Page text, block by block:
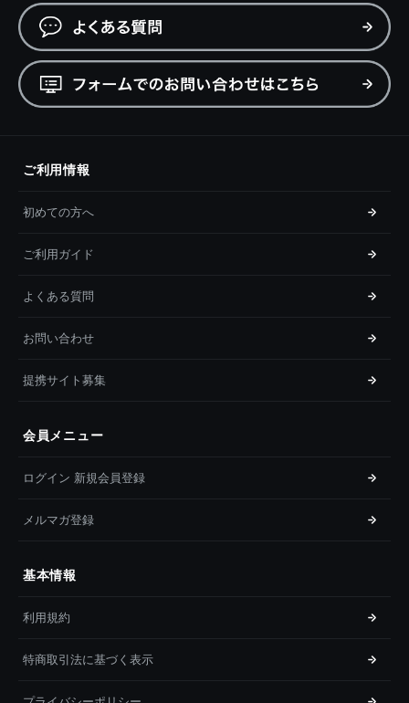
ご利用情報
初めての方へ
ご利用ガイド
よくある質問
お問い合わせ
提携サイト募集
会員メニュー
ログイン 新規会員登録
メルマガ登録
基本情報
利用規約
特商取引法に基づく表示